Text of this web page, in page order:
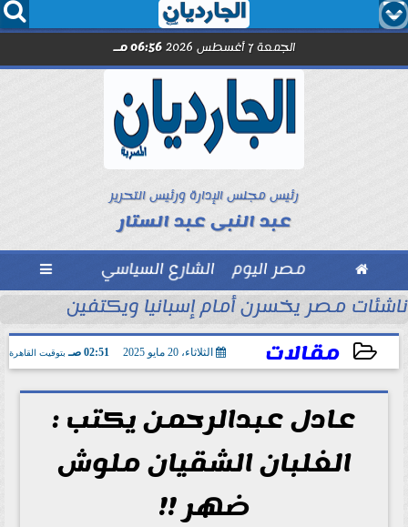
  
الجمعة 7 أغسطس 2026 06:56 مـ
رئيس مجلس الإدارة ورئيس التحرير
عبد النبى عبد الستار
 مصر اليوم الشارع السياسي 
أحداً ومفتوحة للجميع
ناشئات مصر يخسرن أمام إسبانيا ويكتفين
مقالات الثلاثاء، 20 مايو 2025 02:51 صـ بتوقيت القاهرة
2025-05-20 02:51:45
عادل عبدالرحمن يكتب :
الغلبان الشقيان ملوش
ضهر !!